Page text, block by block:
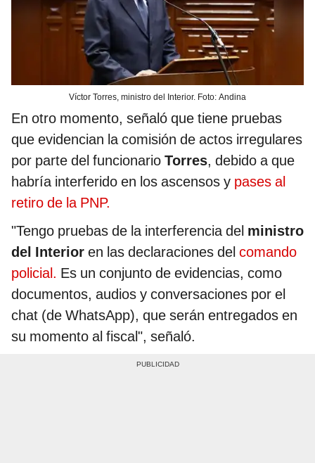
Víctor Torres, ministro del Interior. Foto: Andina
En otro momento, señaló que tiene pruebas
que evidencian la comisión de actos irregulares
por parte del funcionario Torres, debido a que
habría interferido en los ascensos y pases al
retiro de la PNP.
"Tengo pruebas de la interferencia del ministro
del Interior en las declaraciones del comando
policial. Es un conjunto de evidencias, como
documentos, audios y conversaciones por el
chat (de WhatsApp), que serán entregados en
su momento al fiscal", señaló.